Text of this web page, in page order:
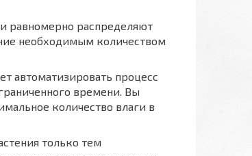
равномерно распределяют
необходимым количеством
автоматизировать процесс
времени. Вы
количество влаги в
только тем